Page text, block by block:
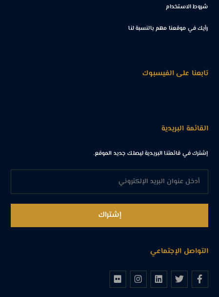
شروط الاستخدام
رأيك في موقعنا مهم بالنسبة لنا
تابعنا على الفيسبوك
القائمة البريدية
إشترك في قائمتنا البريدية ليصلك جديد الموقع.
التواصل الإجتماعي